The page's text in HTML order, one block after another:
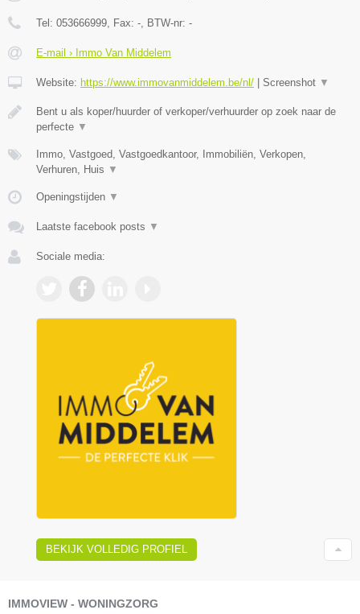
Tel: 053666999 , Fax: - , BTW-nr: -
E-mail › Immo Van Middelem
Website: https://www.immovanmiddelem.be/nl/ Screenshot ▼
Bent u als koper/huurder of verkoper/verhuurder op zoek naar de
perfecte ▼
Immo, Vastgoed, Vastgoedkantoor, Immobiliën, Verkopen,
Verhuren, Huis ▼
Openingstijden ▼
Laatste facebook posts ▼
Sociale media:
BEKIJK VOLLEDIG PROFIEL
IMMOVIEW - WONINGZORG